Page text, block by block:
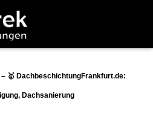
🥇 DachbeschichtungFrankfurt.de:
Dachsanierung